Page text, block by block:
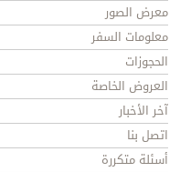
معرض الصور
معلومات السفر
الحجوزات
العروض الخاصة
آخر الأخبار
اتصل بنا
أسئلة متكررة